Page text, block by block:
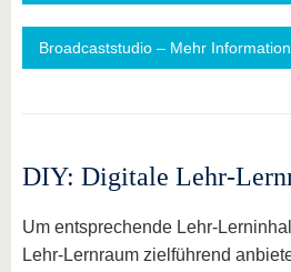
Broadcaststudio – Mehr
DIY: Digitale Lehr-
Um entsprechende Lehr-
Lehr-Lernraum zielführend